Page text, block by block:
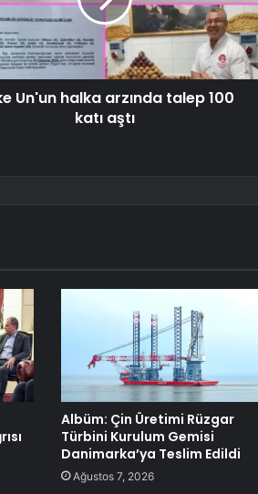
Un'un halka arzında talep 100
katı aştı
Albüm: Çin Üretimi Rüzgar
Türbini Kurulum Gemisi
Danimarka’ya Teslim Edildi
Ağustos 7, 2026